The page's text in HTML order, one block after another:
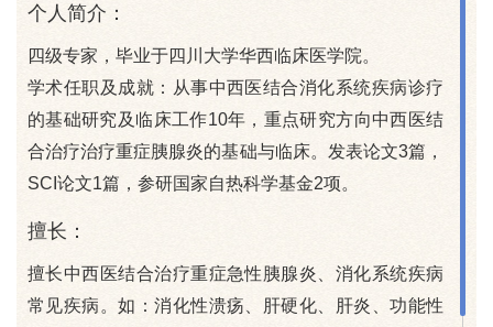
个人简介：
四级专家，毕业于四川大学华西临床医学院。
学术任职及成就：从事中西医结合消化系统疾病诊疗
的基础研究及临床工作10年，重点研究方向中西医结
合治疗治疗重症胰腺炎的基础与临床。发表论文3篇，
SCI论文1篇，参研国家自热科学基金2项。
擅长：
擅长中西医结合治疗重症急性胰腺炎、消化系统疾病
常见疾病。如：消化性溃疡、肝硬化、肝炎、功能性